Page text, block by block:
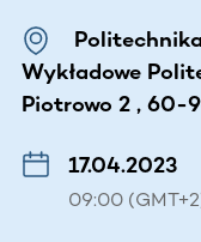
Wykładowe
Piotrowo 2 , 60-
17.04.2023
09:00